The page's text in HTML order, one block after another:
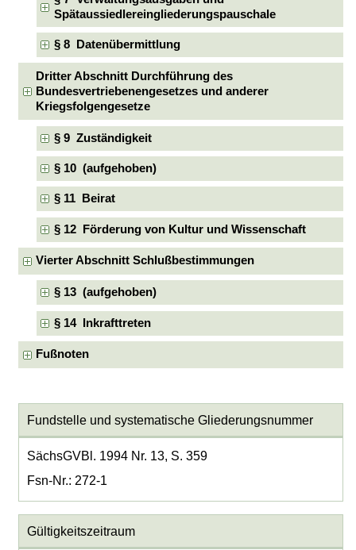
Spätaussiedlereingliederungspauschale
§ 8 Datenübermittlung
Dritter Abschnitt Durchführung des
Bundesvertriebenengesetzes und anderer
Kriegsfolgengesetze
§ 9 Zuständigkeit
§ 10 (aufgehoben)
§ 11 Beirat
§ 12 Förderung von Kultur und Wissenschaft
Vierter Abschnitt Schlußbestimmungen
§ 13 (aufgehoben)
§ 14 Inkrafttreten
Fußnoten
Fundstelle und systematische Gliederungsnummer
SächsGVBl. 1994 Nr. 13, S. 359
Fsn-Nr.: 272-1
Gültigkeitszeitraum